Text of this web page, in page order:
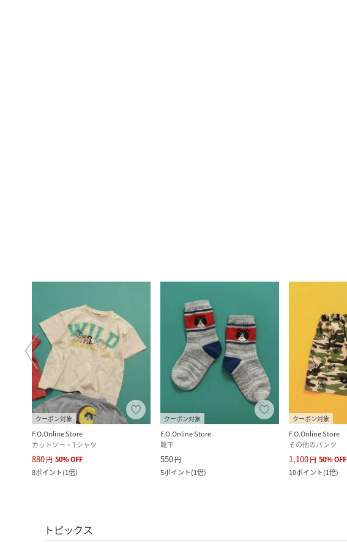
クーポン対象
F.O.Online Store
カットソー・Tシャツ
880円 50%OFF
8ポイント(1倍)
クーポン対象
F.O.Online Store
靴下
550円
5ポイント(1倍)
クーポン対象
F.O.Online Store
その他のパンツ
1,100円 50%OFF
10ポイント(1倍)
トピックス